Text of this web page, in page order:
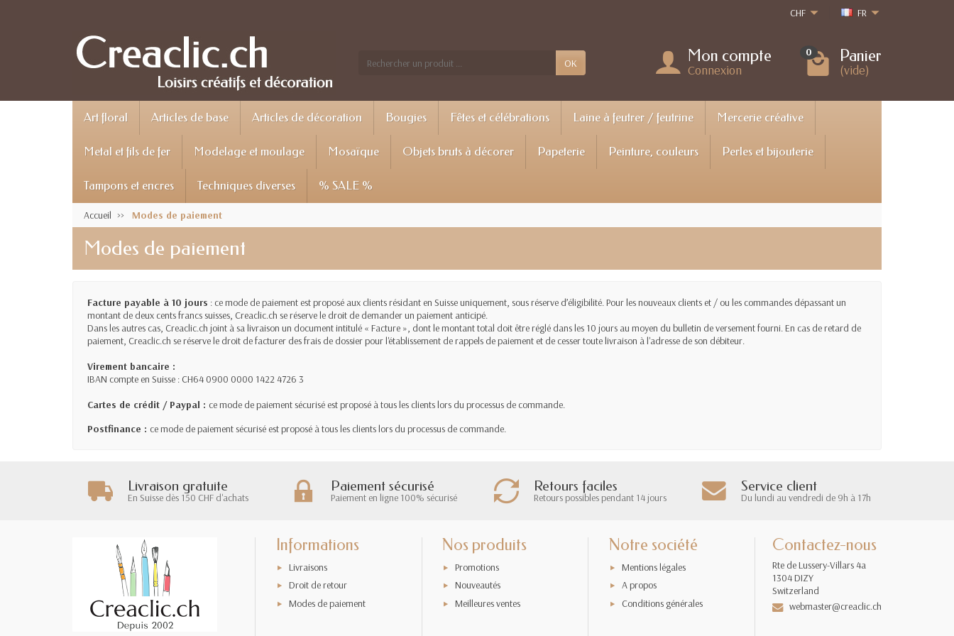
CHF FR
OK Mon compte
Connexion
0 Panier
(vide)
Art floral Articles de base Articles de décoration Bougies Fêtes et célébrations Laine à feutrer / feutrine Mercerie créative
Metal et fils de fer Modelage et moulage Mosaïque Objets bruts à décorer Papeterie Peinture, couleurs Perles et bijouterie
Tampons et encres Techniques diverses % SALE %
Accueil Modes de paiement
Modes de paiement
Facture payable à 10 jours : ce mode de paiement est proposé aux clients résidant en Suisse uniquement, sous réserve d’éligibilité. Pour les nouveaux clients et / ou les commandes dépassant un
montant de deux cents francs suisses, Creaclic.ch se réserve le droit de demander un paiement anticipé.
Dans les autres cas, Creaclic.ch joint à sa livraison un document intitulé « Facture », dont le montant total doit être réglé dans les 10 jours au moyen du bulletin de versement fourni. En cas de retard de
paiement, Creaclic.ch se réserve le droit de facturer des frais de dossier pour l'établissement de rappels de paiement et de cesser toute livraison à l'adresse de son débiteur.
Virement bancaire :
IBAN compte en Suisse : CH64 0900 0000 1422 4726 3
Cartes de crédit / Paypal : ce mode de paiement sécurisé est proposé à tous les clients lors du processus de commande.
Postfinance : ce mode de paiement sécurisé est proposé à tous les clients lors du processus de commande.
Livraison gratuite
En Suisse dès 150 CHF d'achats
Paiement sécurisé
Paiement en ligne 100% sécurisé
Retours faciles
Retours possibles pendant 14 jours
Service client
Du lundi au vendredi de 9h à 17h
Informations
Livraisons
Droit de retour
Modes de paiement
Nos produits
Promotions
Nouveautés
Meilleures ventes
Notre société
Mentions légales
A propos
Conditions générales
Contactez-nous
Rte de Lussery-Villars 4a
1304 DIZY
Switzerland
webmaster@creaclic.ch